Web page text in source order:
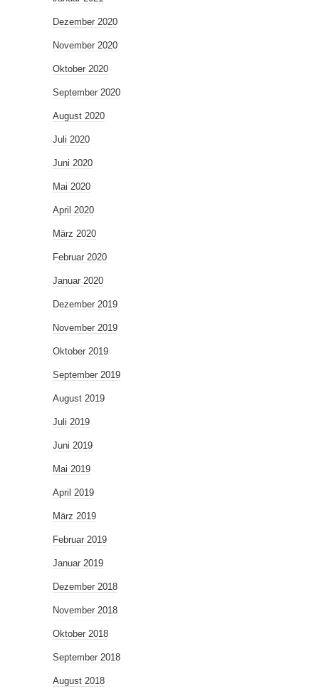
Dezember 2020
November 2020
Oktober 2020
September 2020
August 2020
Juli 2020
Juni 2020
Mai 2020
April 2020
März 2020
Februar 2020
Januar 2020
Dezember 2019
November 2019
Oktober 2019
September 2019
August 2019
Juli 2019
Juni 2019
Mai 2019
April 2019
März 2019
Februar 2019
Januar 2019
Dezember 2018
November 2018
Oktober 2018
September 2018
August 2018